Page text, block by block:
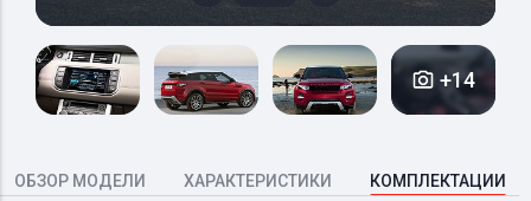
+14
ОБЗОР МОДЕЛИ ХАРАКТЕРИСТИКИ КОМПЛЕКТАЦИИ